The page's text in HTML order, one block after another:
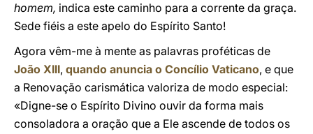
homem, indica este caminho para a corrente da graça.
Sede fiéis a este apelo do Espírito Santo!
Agora vêm-me à mente as palavras proféticas de
João XIII, quando anuncia o Concílio Vaticano, e que
a Renovação carismática valoriza de modo especial:
«Digne-se o Espírito Divino ouvir da forma mais
consoladora a oração que a Ele ascende de todos os